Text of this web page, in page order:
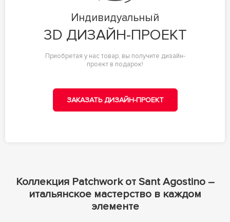
Индивидуальный
3D ДИЗАЙН-ПРОЕКТ
Приобретая у нас товар, вы получите дизайн-
проект в подарок!
ЗАКАЗАТЬ ДИЗАЙН-ПРОЕКТ
Коллекция Patchwork от Sant Agostino –
итальянское мастерство в каждом
элементе